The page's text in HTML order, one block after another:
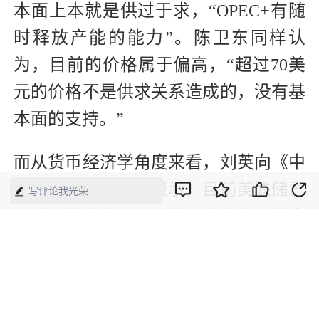
本面上本就是供过于求，“OPEC+有随
时释放产能的能力”。陈卫东同样认
为，目前的价格属于偏高，“超过70美
元的价格不是供求关系造成的，没有基
本面的支持。”
而从货币经济学角度来看，刘英向《中
国经济周刊》记者表示，目前美联储已
写评论我光荣